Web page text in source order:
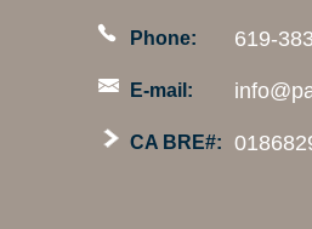
Phone: 619-
E-mail:
CA BRE#: